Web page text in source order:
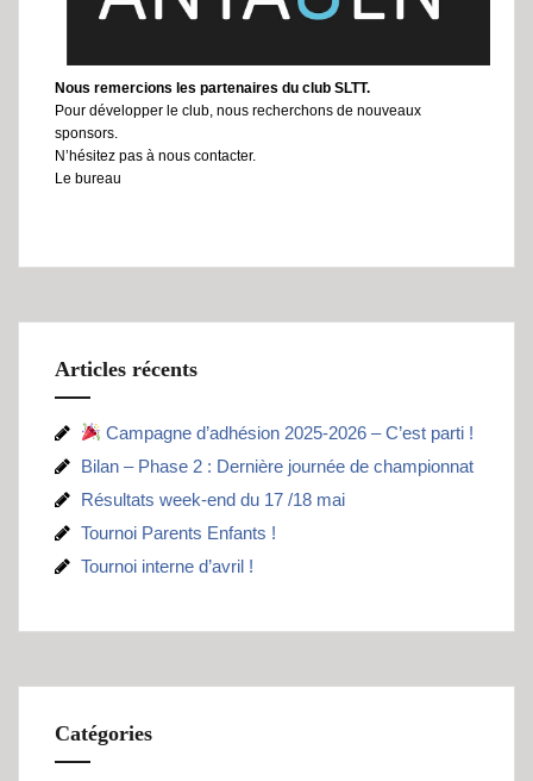
Nous remercions les partenaires du club SLTT.
Pour développer le club, nous recherchons de nouveaux
sponsors.
N’hésitez pas à nous contacter.
Le bureau
Articles récents
Campagne d’adhésion 2025-2026 – C’est parti !
Bilan – Phase 2 : Dernière journée de championnat
Résultats week-end du 17 /18 mai
Tournoi Parents Enfants !
Tournoi interne d’avril !
Catégories